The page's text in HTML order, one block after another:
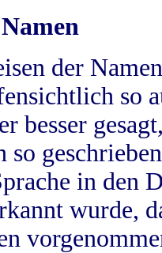
der
so
besser
so
in
wurde,